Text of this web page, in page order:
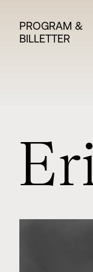
PROGRAM &
BILLETTER
Er